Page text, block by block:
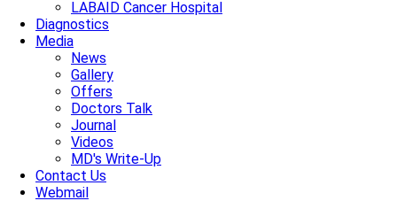
LABAID Cancer Hospital
Diagnostics
Media
News
Gallery
Offers
Doctors Talk
Journal
Videos
MD's Write-Up
Contact Us
Webmail